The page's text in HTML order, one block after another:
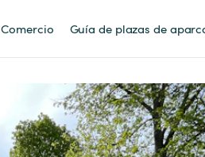
Comercio Guía de plazas de